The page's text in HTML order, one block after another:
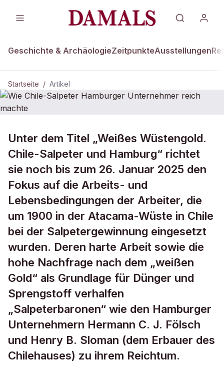
Geschichte & ArchäologieZeitpunkteAusstellungen
Startseite / Artikel
Wie Chile-Salpeter Hamburger
Unternehmer reich machte
Unter dem Titel „Weißes Wüstengold.
Chile-Salpeter und Hamburg“ richtet
sie noch bis zum 26. Januar 2025 den
Fokus auf die Arbeits- und
Lebensbedingungen der Arbeiter, die
um 1900 in der Atacama-Wüste in Chile
bei der Salpetergewinnung eingesetzt
wurden. Deren harte Arbeit sowie die
hohe Nachfrage nach dem „weißen
Gold“ als Grundlage für Dünger und
Sprengstoff verhalfen
„Salpeterbaronen“ wie den Hamburger
Unternehmern Hermann C. J. Fölsch
und Henry B. Sloman (dem Erbauer des
Chilehauses) zu ihrem Reichtum.